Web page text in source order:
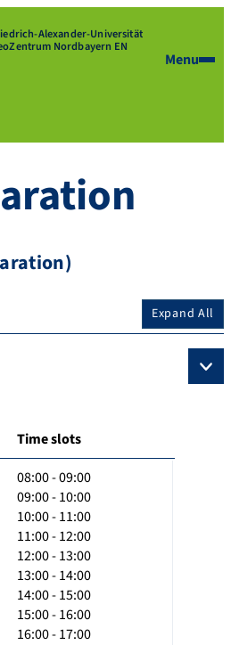
Alexander-Universität
Nordbayern EN
Menu
Expand All
Time slots
08:00 - 09:00
09:00 - 10:00
10:00 - 11:00
11:00 - 12:00
12:00 - 13:00
13:00 - 14:00
14:00 - 15:00
15:00 - 16:00
16:00 - 17:00